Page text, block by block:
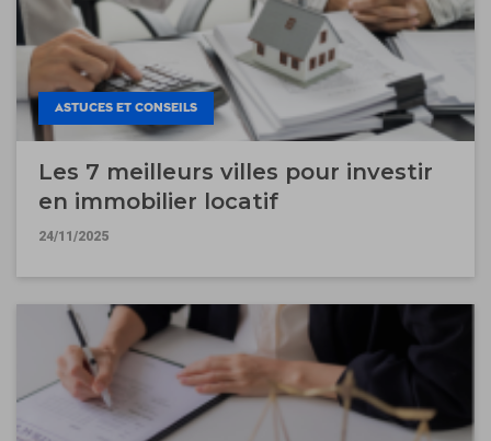
ASTUCES ET CONSEILS
Les 7 meilleurs villes pour investir
en immobilier locatif
24/11/2025